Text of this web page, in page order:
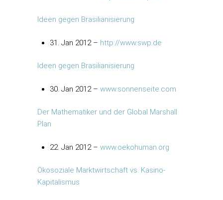
Ideen gegen Brasilianisierung
31. Jan 2012 – http://www.swp.de
Ideen gegen Brasilianisierung
30. Jan 2012 – www.sonnenseite.com
Der Mathematiker und der Global Marshall
Plan
22. Jan 2012 – www.oekohuman.org
Ökosoziale Marktwirtschaft vs. Kasino-
Kapitalismus